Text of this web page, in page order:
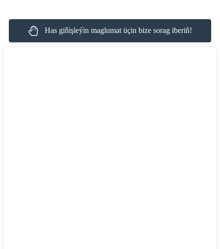
Has giňişleýin maglumat üçin bize sorag iberiň!